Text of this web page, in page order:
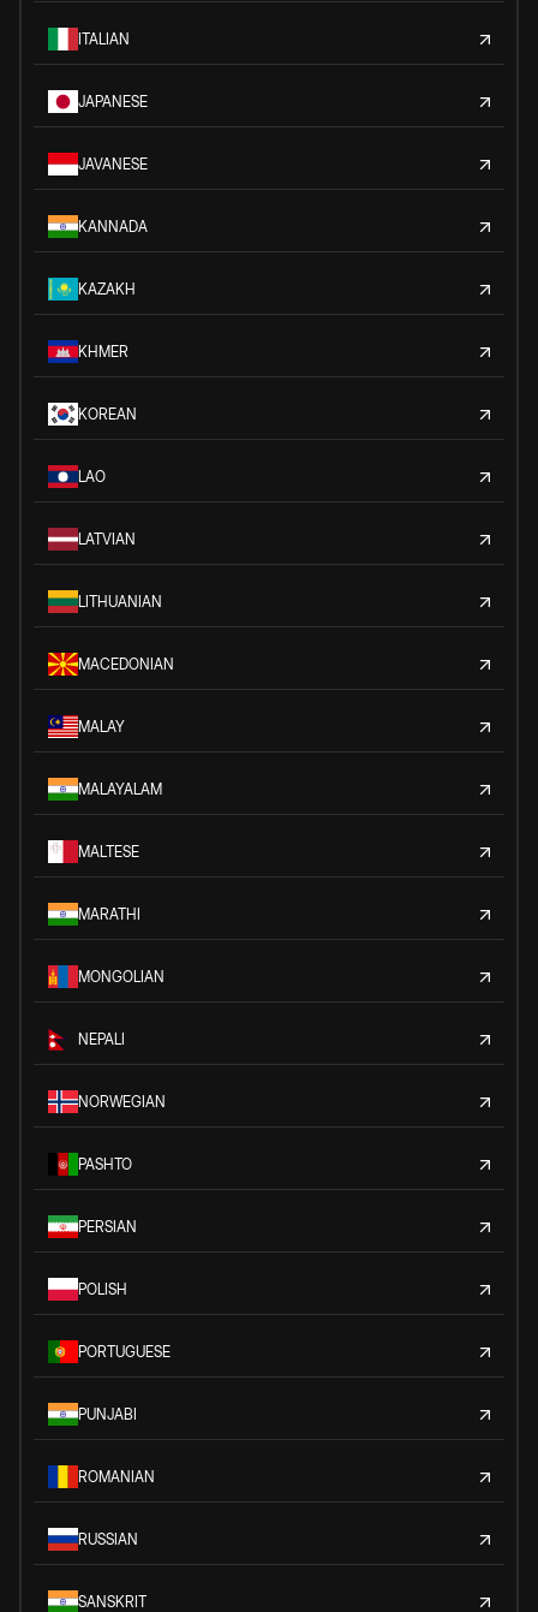
ITALIAN
JAPANESE
JAVANESE
KANNADA
KAZAKH
KHMER
KOREAN
LAO
LATVIAN
LITHUANIAN
MACEDONIAN
MALAY
MALAYALAM
MALTESE
MARATHI
MONGOLIAN
NEPALI
NORWEGIAN
PASHTO
PERSIAN
POLISH
PORTUGUESE
PUNJABI
ROMANIAN
RUSSIAN
SANSKRIT